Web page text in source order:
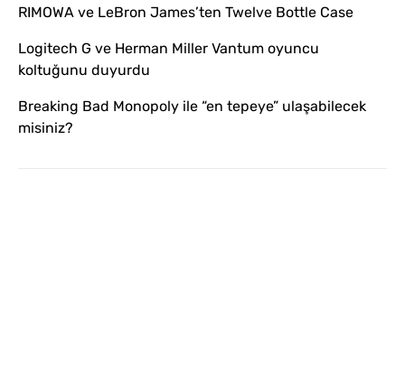
RIMOWA ve LeBron James’ten Twelve Bottle Case
Logitech G ve Herman Miller Vantum oyuncu
koltuğunu duyurdu
Breaking Bad Monopoly ile “en tepeye” ulaşabilecek
misiniz?